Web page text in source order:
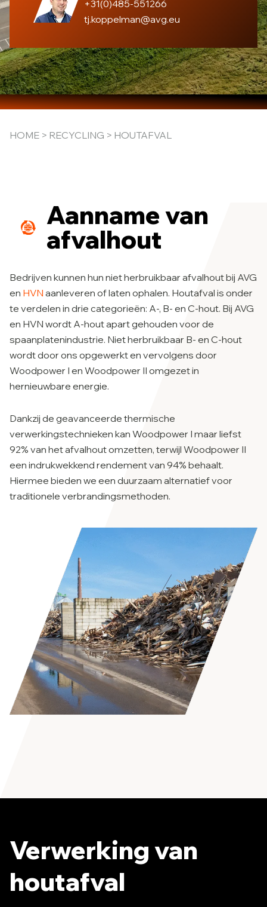
+31(0)485-551266
tj.koppelman@avg.eu
HOME > RECYCLING > HOUTAFVAL
Aanname van
afvalhout
Bedrijven kunnen hun niet herbruikbaar afvalhout bij AVG
en HVN aanleveren of laten ophalen. Houtafval is onder
te verdelen in drie categorieën: A-, B- en C-hout. Bij AVG
en HVN wordt A-hout apart gehouden voor de
spaanplatenindustrie. Niet herbruikbaar B- en C-hout
wordt door ons opgewerkt en vervolgens door
Woodpower I en Woodpower II omgezet in
hernieuwbare energie.
Dankzij de geavanceerde thermische
verwerkingstechnieken kan Woodpower I maar liefst
92% van het afvalhout omzetten, terwijl Woodpower II
een indrukwekkend rendement van 94% behaalt.
Hiermee bieden we een duurzaam alternatief voor
traditionele verbrandingsmethoden.
Verwerking van
houtafval